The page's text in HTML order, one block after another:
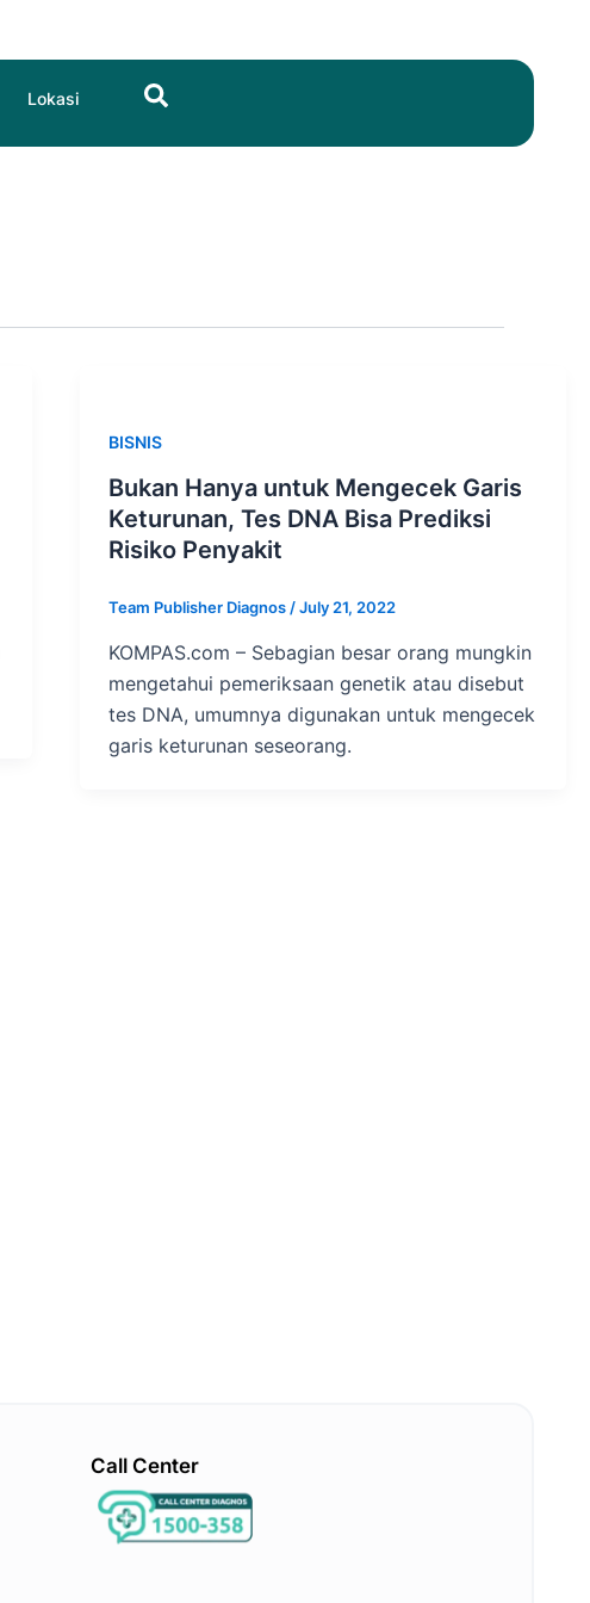
Lokasi
BISNIS
Bukan Hanya untuk Mengecek Garis
Keturunan, Tes DNA Bisa Prediksi
Risiko Penyakit
Team Publisher Diagnos /July 21, 2022
KOMPAS.com – Sebagian besar orang mungkin
mengetahui pemeriksaan genetik atau disebut
tes DNA, umumnya digunakan untuk mengecek
garis keturunan seseorang.
Call Center